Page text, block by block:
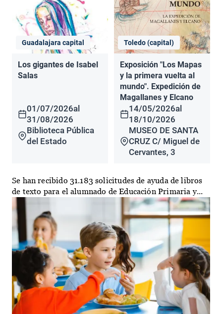
Guadalajara capital
Los gigantes de Isabel
Salas
01/07/2026al
31/08/2026
Biblioteca Pública
del Estado
Toledo (capital)
Exposición "Los Mapas
y la primera vuelta al
mundo". Expedición de
Magallanes y Elcano
14/05/2026al
18/10/2026
MUSEO DE SANTA
CRUZ C/ Miguel de
Cervantes, 3
Se han recibido 31.183 solicitudes de ayuda de libros
de texto para el alumnado de Educación Primaria y...